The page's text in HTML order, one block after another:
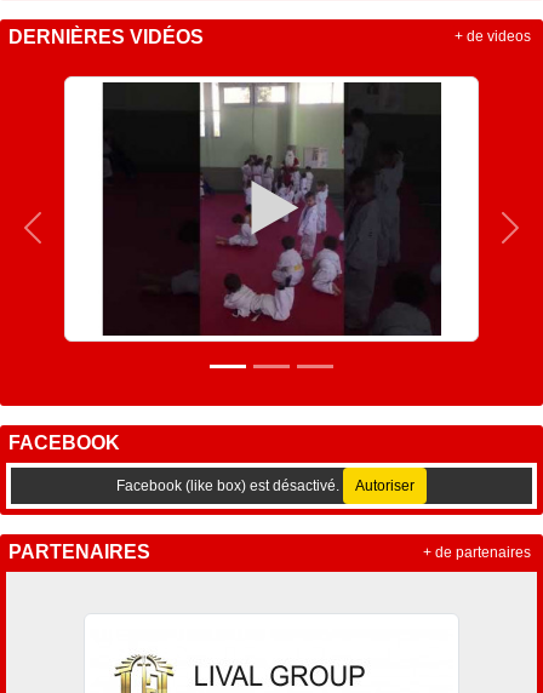
DERNIÈRES VIDÉOS
Précedent
+ de videos
FACEBOOK
Facebook (like box) est désactivé. Autoriser
PARTENAIRES + de partenaires